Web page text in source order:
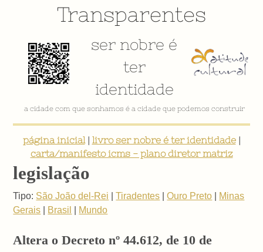
Transparentes
ser nobre é
ter
identidade
a cidade com que sonhamos é a cidade que podemos construir
página inicial| livro ser nobre é ter identidade|
carta/manifesto icms - plano diretor matriz
legislação
Tipo: São João del-Rei |Tiradentes |Ouro Preto
Minas
Gerais
Brasil Mundo
Altera o Decreto nº 44.612, de 10 de